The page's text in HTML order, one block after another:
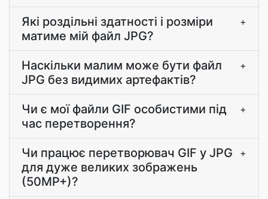
Які роздільні здатності і розміри
матиме мій файл JPG?
+
Наскільки малим може бути файл
JPG без видимих артефактів?
+
Чи є мої файли GIF особистими під
час перетворення?
+
Чи працює перетворювач GIF у JPG
для дуже великих зображень
(50MP+)?
+